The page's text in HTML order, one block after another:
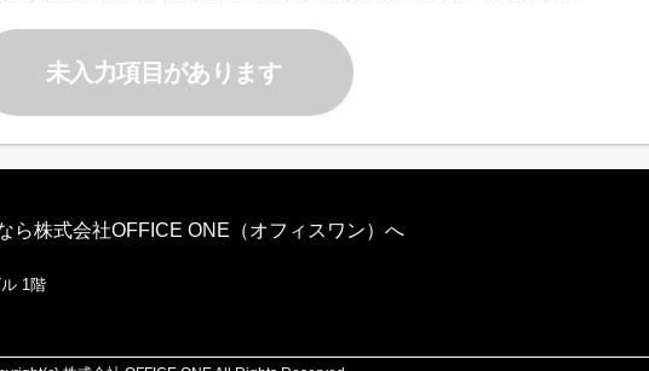
未入力項目があります
ら株式会社OFFICE ONE（オフィスワン）へ
1階